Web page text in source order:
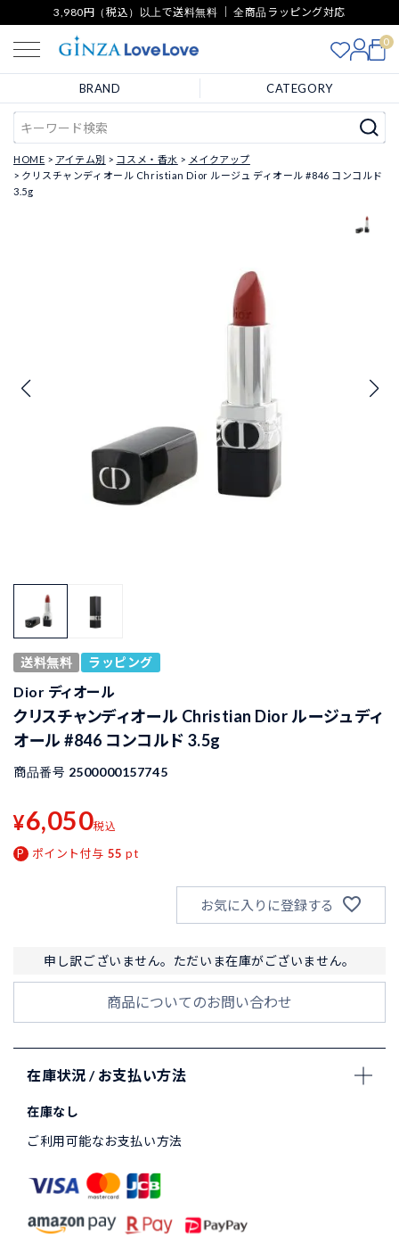
3,980円（税込）以上で送料無料 ｜ 全商品ラッピング対応
0
BRAND CATEGORY
HOME アイテム別 コスメ・香水
メイクアップ
クリスチャンディオール Christian Dior ルージュ ディオール #846 コンコルド
3.5g
送料無料 ラッピング
Dior ディオール
クリスチャンディオール Christian Dior ルージュ ディ
オール #846 コンコルド 3.5g
商品番号 2500000157745
¥6,050税込
ポイント付与 55 pt
お気に入りに登録する
申し訳ございません。ただいま在庫がございません。
商品についてのお問い合わせ
在庫状況 / お支払い方法
在庫なし
ご利用可能なお支払い方法